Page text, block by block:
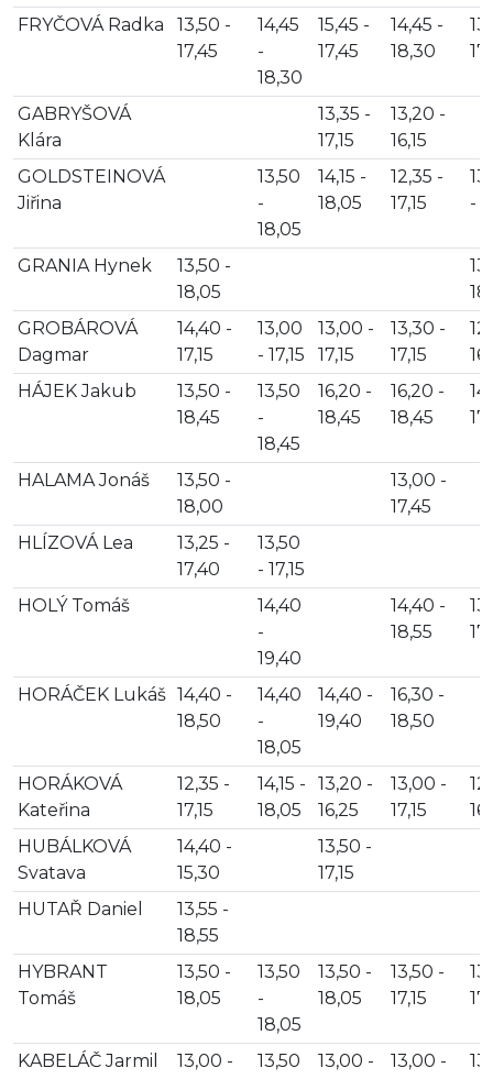
FRYČOVÁ Radka
13,50 -
17,45
14,45
-
18,30
15,45 -
17,45
14,45 -
18,30
GABRYŠOVÁ
Klára
13,35 -
17,15
13,20 -
16,15
GOLDSTEINOVÁ
Jiřina
13,50
-
18,05
14,15 -
18,05
12,35 -
17,15
-
GRANIA Hynek
13,50 -
18,05
GROBÁROVÁ
Dagmar
14,40 -
17,15
13,00
- 17,15
13,00 -
17,15
13,30 -
17,15
HÁJEK Jakub
13,50 -
18,45
13,50
-
18,45
16,20 -
18,45
16,20 -
18,45
HALAMA Jonáš
13,50 -
18,00
13,00 -
17,45
HLÍZOVÁ Lea
13,25 -
17,40
13,50
- 17,15
HOLÝ Tomáš
14,40
-
19,40
14,40 -
18,55
HORÁČEK Lukáš 14,40 -
18,50
14,40
-
18,05
14,40 -
19,40
16,30 -
18,50
HORÁKOVÁ
Kateřina
12,35 -
17,15
14,15 -
18,05
13,20 -
16,25
13,00 -
17,15
HUBÁLKOVÁ
Svatava
14,40 -
15,30
13,50 -
17,15
HUTAŘ Daniel
13,55 -
18,55
HYBRANT
Tomáš
13,50 -
18,05
13,50
-
18,05
13,50 -
18,05
13,50 -
17,15
KABELÁČ Jarmil
13,00 -
13,50
13,00 -
13,00 -